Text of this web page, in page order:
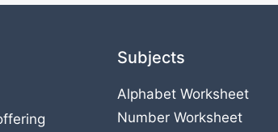
Subjects
Alphabet Worksheet
Number Worksheet